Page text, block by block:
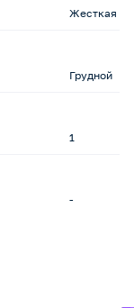
Жесткая
Грудной
1
-